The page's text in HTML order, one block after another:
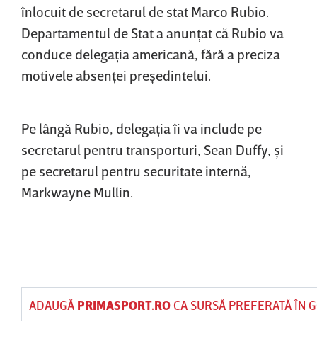
înlocuit de secretarul de stat Marco Rubio.
Departamentul de Stat a anunţat că Rubio va
conduce delegaţia americană, fără a preciza
motivele absenţei preşedintelui.
Pe lângă Rubio, delegaţia îi va include pe
secretarul pentru transporturi, Sean Duffy, şi
pe secretarul pentru securitate internă,
Markwayne Mullin.
ADAUGĂ PRIMASPORT.ROCA SURSĂ PREFERATĂ ÎN